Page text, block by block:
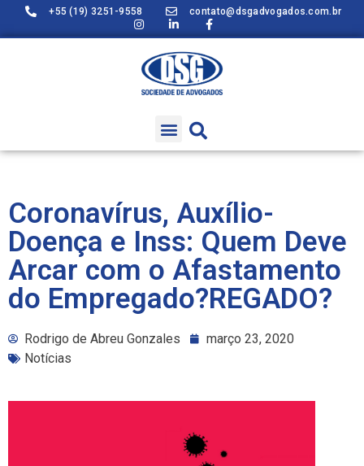
+55 (19) 3251-9558 contato@dsgadvogados.com.br
Coronavírus, Auxílio-
Doença e Inss: Quem Deve
Arcar com o Afastamento
do Empregado?REGADO?
Rodrigo de Abreu Gonzales
março 23, 2020
Notícias